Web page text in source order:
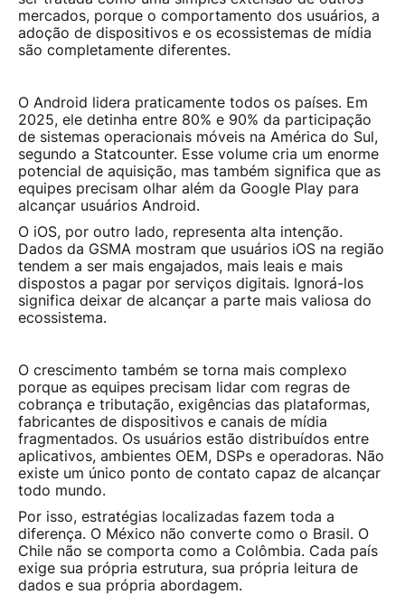
mercados, porque o comportamento dos usuários, a
adoção de dispositivos e os ecossistemas de mídia
são completamente diferentes.
O Android lidera praticamente todos os países. Em
2025, ele detinha entre 80% e 90% da participação
de sistemas operacionais móveis na América do Sul,
segundo a Statcounter. Esse volume cria um enorme
potencial de aquisição, mas também significa que as
equipes precisam olhar além da Google Play para
alcançar usuários Android.
O iOS, por outro lado, representa alta intenção.
Dados da GSMA mostram que usuários iOS na região
tendem a ser mais engajados, mais leais e mais
dispostos a pagar por serviços digitais. Ignorá-los
significa deixar de alcançar a parte mais valiosa do
ecossistema.
O crescimento também se torna mais complexo
porque as equipes precisam lidar com regras de
cobrança e tributação, exigências das plataformas,
fabricantes de dispositivos e canais de mídia
fragmentados. Os usuários estão distribuídos entre
aplicativos, ambientes OEM, DSPs e operadoras. Não
existe um único ponto de contato capaz de alcançar
todo mundo.
Por isso, estratégias localizadas fazem toda a
diferença. O México não converte como o Brasil. O
Chile não se comporta como a Colômbia. Cada país
exige sua própria estrutura, sua própria leitura de
dados e sua própria abordagem.